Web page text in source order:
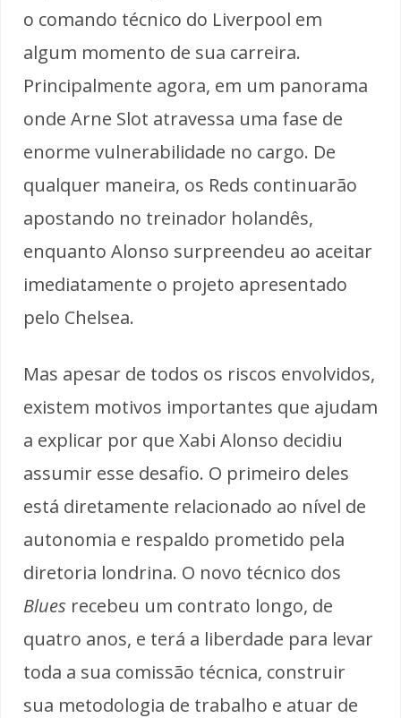
o comando técnico do Liverpool em
algum momento de sua carreira.
Principalmente agora, em um panorama
onde Arne Slot atravessa uma fase de
enorme vulnerabilidade no cargo. De
qualquer maneira, os Reds continuarão
apostando no treinador holandês,
enquanto Alonso surpreendeu ao aceitar
imediatamente o projeto apresentado
pelo Chelsea.
Mas apesar de todos os riscos envolvidos,
existem motivos importantes que ajudam
a explicar por que Xabi Alonso decidiu
assumir esse desafio. O primeiro deles
está diretamente relacionado ao nível de
autonomia e respaldo prometido pela
diretoria londrina. O novo técnico dos
Blues recebeu um contrato longo, de
quatro anos, e terá a liberdade para levar
toda a sua comissão técnica, construir
sua metodologia de trabalho e atuar de